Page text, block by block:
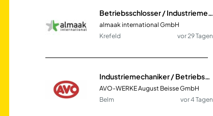
almaak international GmbH
Krefeld
vor 29 Tagen
Industriemechaniker / Betriebsschlosser (m/w/d)
AVO-WERKE August Beisse GmbH
Belm
vor 4 Tagen